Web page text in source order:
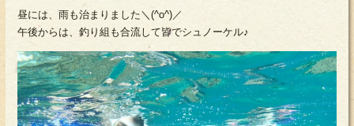
昼には、雨も治まりました＼(^o^)／
午後からは、釣り組も合流して皆でシュノーケル♪